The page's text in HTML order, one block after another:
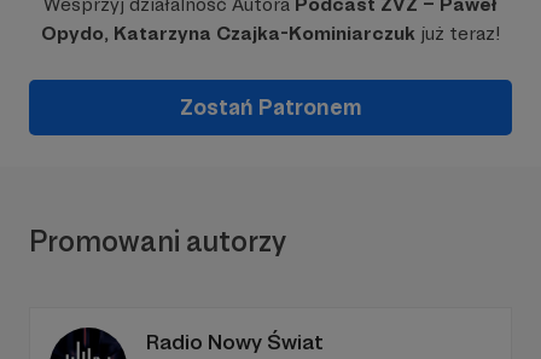
Opydo, Katarzyna Czajka-Kominiarczukjuż teraz!
Zostań Patronem
Promowani autorzy
Radio Nowy Świat